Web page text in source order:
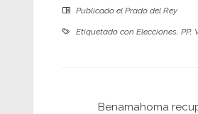
Publicado el Prado del Rey
Etiquetado con Elecciones PP,
Benamahoma